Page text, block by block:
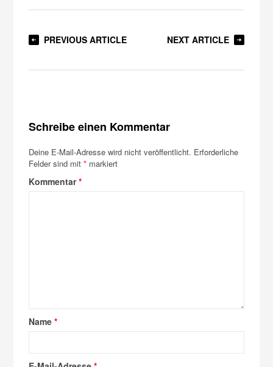
PREVIOUS ARTICLE NEXT ARTICLE
Schreibe einen Kommentar
Deine E-Mail-Adresse wird nicht veröffentlicht. Erforderliche
Felder sind mit* markiert
Kommentar*
Name*